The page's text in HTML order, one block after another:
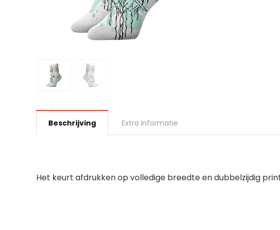
Beschrijving Extra informatie
Het keurt afdrukken op volledige breedte en dubbelzijdig